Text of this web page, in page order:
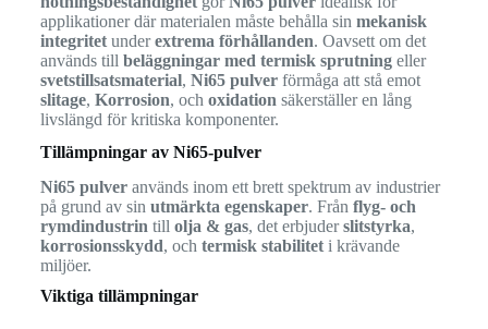
applikationer där materialen måste behålla sin mekanisk
integritetunderextrema förhållanden. Oavsett om det
används till beläggningar med termisk sprutningeller
svetstillsatsmaterial, Ni65 pulverförmåga att stå emot
slitage, Korrosion, och oxidation säkerställer en lång
livslängd för kritiska komponenter.
Tillämpningar av Ni65-pulver
Ni65 pulveranvänds inom ett brett spektrum av industrier
på grund av sin utmärkta egenskaper. Från flyg- och
rymdindustrintill olja & gas, det erbjuderslitstyrka,
korrosionsskydd, och termisk stabiliteti krävande
miljöer.
Viktiga tillämpningar